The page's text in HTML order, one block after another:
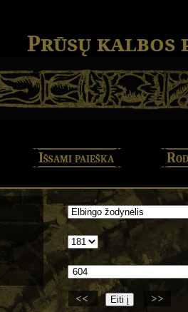
Prūsų kalbos
Išsami paieška
<<
>>